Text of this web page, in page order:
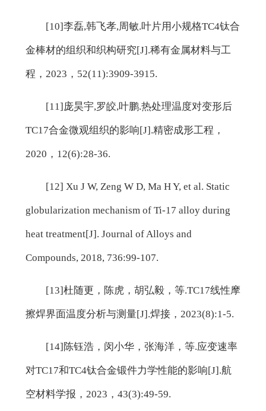
[10]李磊,韩飞孝,周敏.叶片用小规格TC4钛合
金棒材的组织和织构研究[J].稀有金属材料与工
程，2023，52(11):3909-3915.
[11]庞昊宇,罗皎,叶鹏.热处理温度对变形后
TC17合金微观组织的影响[J].精密成形工程，
2020，12(6):28-36.
[12] Xu J W, Zeng W D, Ma H Y, et al. Static
globularization mechanism of Ti-17 alloy during
heat treatment[J]. Journal of Alloys and
Compounds, 2018, 736:99-107.
[13]杜随更，陈虎，胡弘毅，等.TC17线性摩
擦焊界面温度分析与测量[J].焊接，2023(8):1-5.
[14]陈钰浩，闵小华，张海洋，等.应变速率
对TC17和TC4钛合金锻件力学性能的影响[J].航
空材料学报，2023，43(3):49-59.